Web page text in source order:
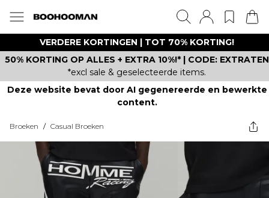
VERDERE KORTINGEN | TOT 70% KORTING!
50% KORTING OP ALLES + EXTRA 10%!* | CODE: EXTRATEN
*excl sale & geselecteerde items.
Deze website bevat door AI gegenereerde en bewerkte
content.
Broeken / Casual Broeken